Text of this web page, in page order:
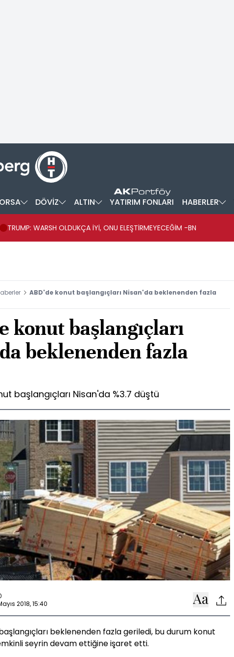
DÖVİZ ALTIN YATIRIM FONLARI HABERLER
TRUMP: WARSH OLDUKÇA İYİ, ONU ELEŞTİRMEYECEĞİM -BN
ABD'de konut başlangıçları Nisan'da beklenenden fazla
konut başlangıçları
beklenenden fazla
başlangıçları Nisan'da %3.7 düştü
2018, 15:40
beklenenden fazla geriledi, bu durum konut
seyrin devam ettiğine işaret etti.